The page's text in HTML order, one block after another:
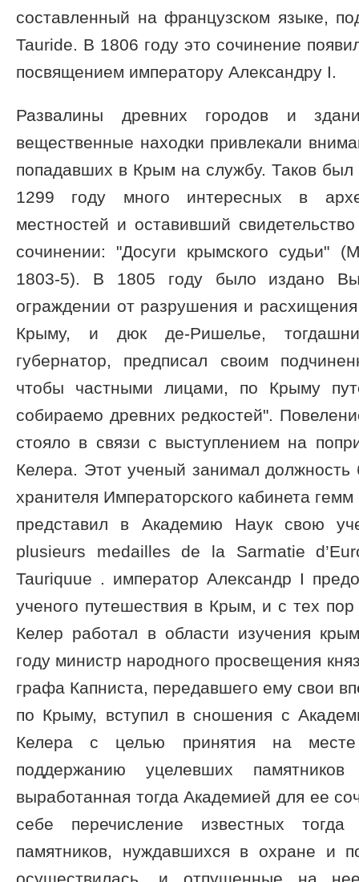
составленный на французском языке,
Tauride. В 1806 году это сочинение
посвящением императору Александру I.
Развалины древних городов и
вещественные находки привлекали
попадавших в Крым на службу. Таков
1299 году много интересных в
местностей и оставивший
сочинении: "Досуги крымского судьи"
1803-5). В 1805 году было издано
ограждении от разрушения и
Крыму, и дюк де-Ришелье,
губернатор, предписал своим
чтобы частными лицами, по Крыму
собираемо древних редкостей".
стояло в связи с выступлением на
Келера. Этот ученый занимал
хранителя Императорского кабинета
представил в Академию Наук свою
plusieurs medailles de la Sarmatie
Tauriquue . император Александр I
ученого путешествия в Крым, и с тех
Келер работал в области изучения
году министр народного просвещения
графа Капниста, передавшего ему свои
по Крыму, вступил в сношения с
Келера с целью принятия на
поддержанию уцелевших памятников
выработанная тогда Академией для ее
себе перечисление известных
памятников, нуждавшихся в охране и